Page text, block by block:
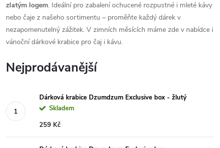
zlatým logem. Ideální pro zabalení ochucené rozpustné i mleté kávy
nebo čaje z našeho sortimentu – proměňte každý dárek v
nezapomenutelný zážitek. V zimních měsících máme zde v nabídce i
vánoční dárkové krabice pro čaj i kávu.
Nejprodávanější
Dárková krabice Dzumdzum Exclusive box - žlutý
Skladem
259 Kč